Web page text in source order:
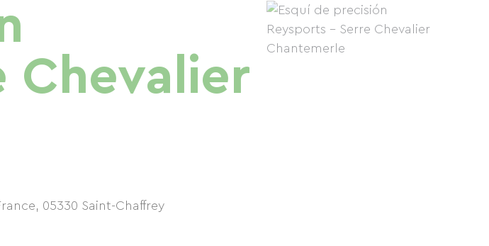
Chevalier
, 05330 Saint-Chaffrey